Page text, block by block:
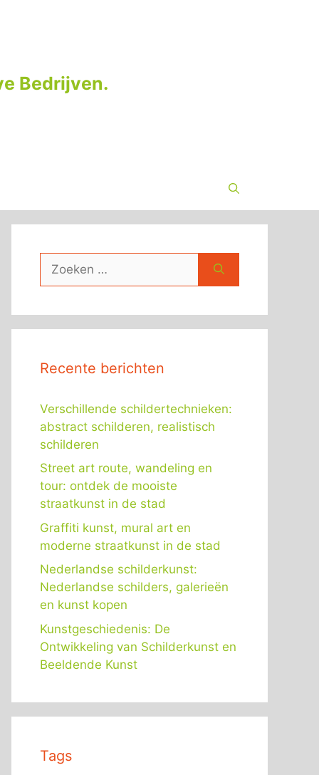
Bedrijven.
naar:
Recente berichten
Verschillende schildertechnieken:
abstract schilderen, realistisch
schilderen
Street art route, wandeling en
tour: ontdek de mooiste
straatkunst in de stad
Graffiti kunst, mural art en
moderne straatkunst in de stad
Nederlandse schilderkunst:
Nederlandse schilders, galerieën
en kunst kopen
Kunstgeschiedenis: De
Ontwikkeling van Schilderkunst en
Beeldende Kunst
Tags